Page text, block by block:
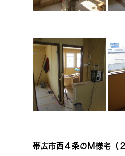
帯広市西４条のM様宅（